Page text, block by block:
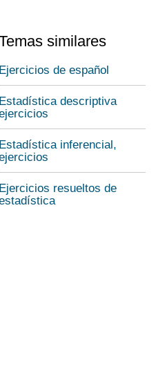
similares
Ejercicios de español
Estadística descriptiva
Estadística inferencial,
Ejercicios resueltos de